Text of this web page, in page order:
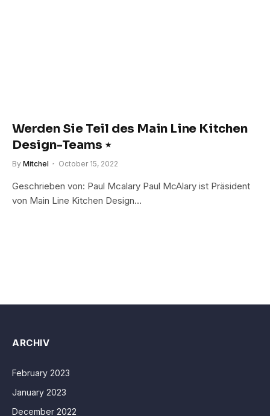
Werden Sie Teil des Main Line Kitchen
Design-Teams ⋆
By Mitchel October 15, 2022
Geschrieben von: Paul Mcalary Paul McAlary ist Präsident
von Main Line Kitchen Design…
ARCHIV
February 2023
January 2023
December 2022